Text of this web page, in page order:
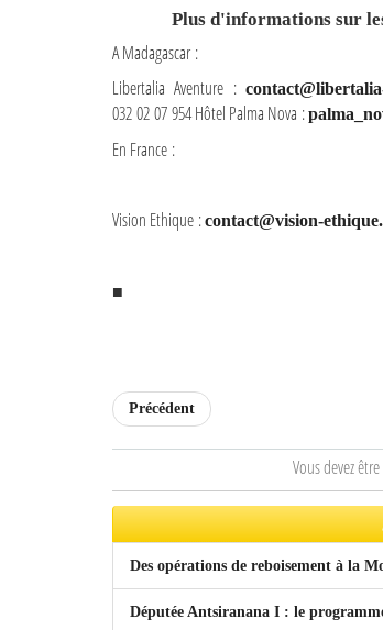
Plus d'informations sur
A Madagascar :
Libertalia Aventure :
032 02 07 954 Hôtel Palma Nova :
En France :
Vision Ethique :contact@vision-
■
Précédent
Vous devez
Des opérations de reboisement à la
Députée Antsiranana I : le